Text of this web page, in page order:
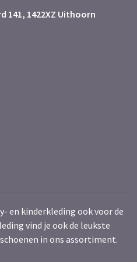
141, 1422XZ Uithoorn
en kinderkleding ook voor de
vind je ook de leukste
in ons assortiment.